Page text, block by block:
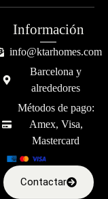
Información
info@ktarhomes.com
Barcelona y
alrededores
Métodos de pago:
Amex, Visa,
Mastercard
Contactar